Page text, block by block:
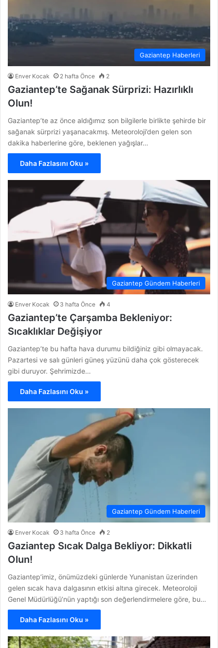
Gaziantep Haberleri
Enver Kocak 2 hafta Önce 2
Gaziantep’te Sağanak Sürprizi: Hazırlıklı
Olun!
Gaziantep’te az önce aldığımız son bilgilerle birlikte şehirde bir
sağanak sürprizi yaşanacakmış. Meteoroloji’den gelen son
dakika haberlerine göre, beklenen yağışlar…
Daha Fazlasını Oku »
Gaziantep Gündem Haberleri
Enver Kocak 3 hafta Önce 4
Gaziantep’te Çarşamba Bekleniyor:
Sıcaklıklar Değişiyor
Gaziantep’te bu hafta hava durumu bildiğiniz gibi olmayacak.
Pazartesi ve salı günleri güneş yüzünü daha çok gösterecek
gibi duruyor. Şehrimizde…
Daha Fazlasını Oku »
Gaziantep Gündem Haberleri
Enver Kocak 3 hafta Önce 2
Gaziantep Sıcak Dalga Bekliyor: Dikkatli
Olun!
Gaziantep’imiz, önümüzdeki günlerde Yunanistan üzerinden
gelen sıcak hava dalgasının etkisi altına girecek. Meteoroloji
Genel Müdürlüğü’nün yaptığı son değerlendirmelere göre, bu…
Daha Fazlasını Oku »